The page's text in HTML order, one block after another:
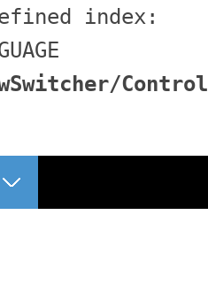
index: